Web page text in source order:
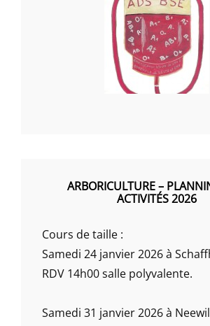
ARBORICULTURE –
ACTIVITÉS 2026
Cours de taille :
Samedi 24 janvier 2026 à
RDV 14h00 salle polyvalente.
Samedi 31 janvier 2026 à